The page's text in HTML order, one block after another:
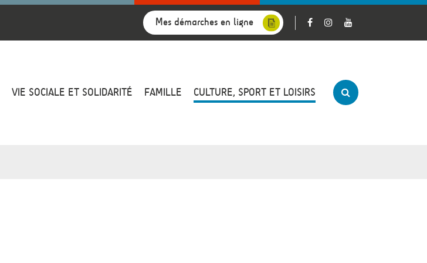
Mes démarches en ligne
VIE SOCIALE ET SOLIDARITÉ FAMILLE CULTURE, SPORT ET LOISIRS